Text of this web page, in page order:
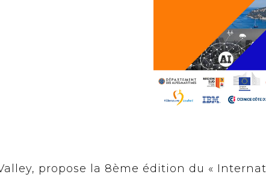
propose la 8ème édition du «